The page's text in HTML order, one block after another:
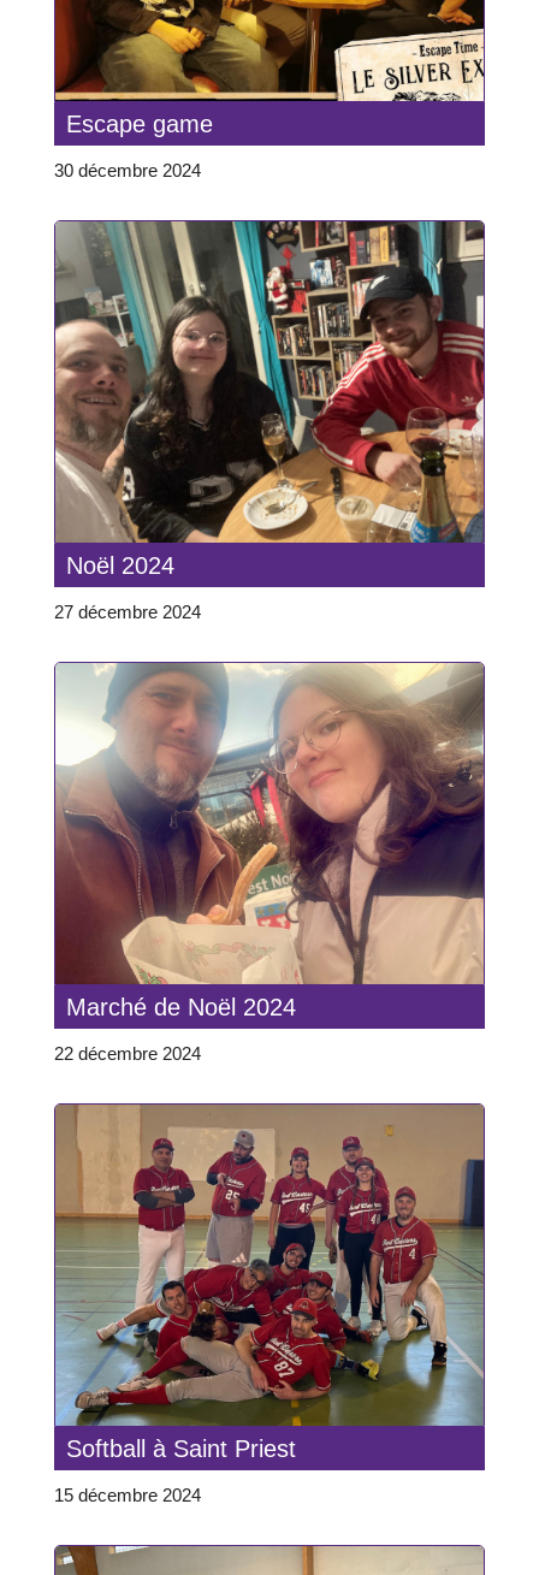
Escape game
30 décembre 2024
Noël 2024
27 décembre 2024
Marché de Noël 2024
22 décembre 2024
Softball à Saint Priest
15 décembre 2024